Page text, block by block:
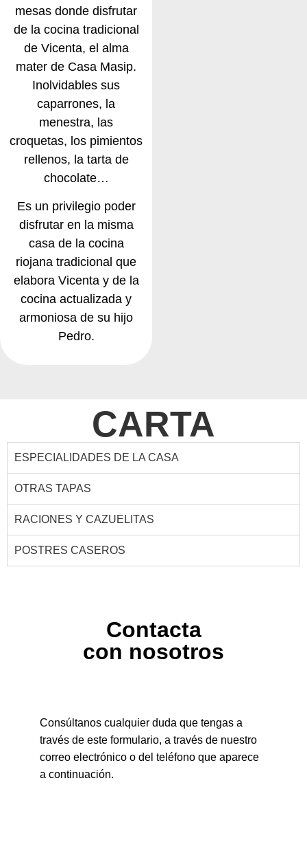
mesas donde disfrutar
de la cocina tradicional
de Vicenta, el alma
mater de Casa Masip.
Inolvidables sus
caparrones, la
menestra, las
croquetas, los pimientos
rellenos, la tarta de
chocolate…
Es un privilegio poder
disfrutar en la misma
casa de la cocina
riojana tradicional que
elabora Vicenta y de la
cocina actualizada y
armoniosa de su hijo
Pedro.
CARTA
ESPECIALIDADES DE LA CASA
OTRAS TAPAS
RACIONES Y CAZUELITAS
POSTRES CASEROS
Contacta
con nosotros
Consúltanos cualquier duda que tengas a
través de este formulario, a través de nuestro
correo electrónico o del teléfono que aparece
a continuación.